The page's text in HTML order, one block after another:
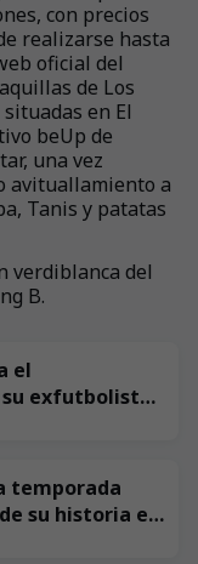
con precios
realizarse hasta
oficial del
de Los
en El
beUp de
una vez
avituallamiento a
Tanis y patatas
verdiblanca del
B.
el
exfutbolista
temporada
su historia en
de